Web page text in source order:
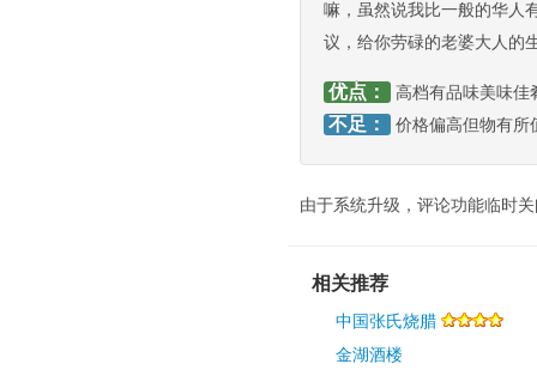
嘛，虽然说我比一般的华人
议，给你劳碌的老婆大人的
优点： 高档有品味美味佳
不足： 价格偏高但物有所
由于系统升级，评论功能临时
相关推荐
中国张氏烧腊
金湖酒楼